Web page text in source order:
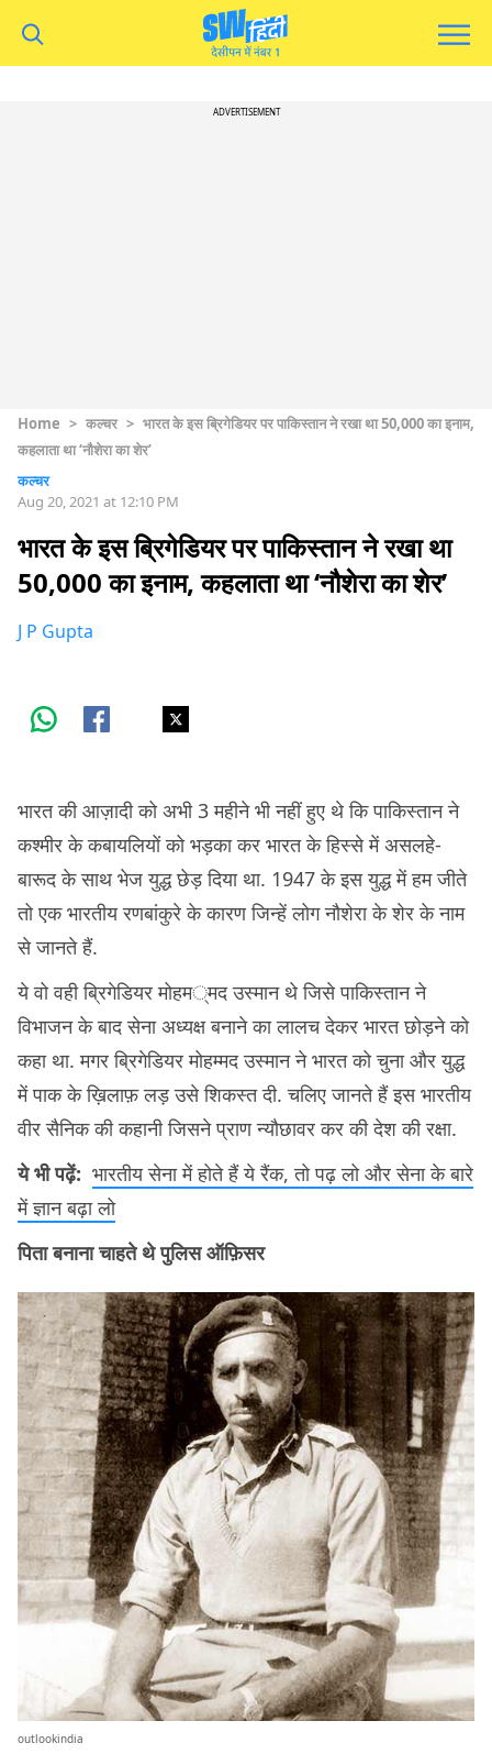
ADVERTISEMENT
Home > कल्चर > भारत के इस ब्रिगेडियर पर पाकिस्तान ने रखा था 50,000 का इनाम,
कहलाता था ‘नौशेरा का शेर’
कल्चर
Aug 20, 2021 at 12:10 PM
भारत के इस ब्रिगेडियर पर पाकिस्तान ने रखा था
50,000 का इनाम, कहलाता था ‘नौशेरा का शेर’
J P Gupta
भारत की आज़ादी को अभी 3 महीने भी नहीं हुए थे कि पाकिस्तान ने
कश्मीर के कबायलियों को भड़का कर भारत के हिस्से में असलहे-
बारूद के साथ भेज युद्ध छेड़ दिया था. 1947 के इस युद्ध में हम जीते
तो एक भारतीय रणबांकुरे के कारण जिन्हें लोग नौशेरा के शेर के नाम
से जानते हैं.
ये वो वही ब्रिगेडियर मोहम्मद उस्मान थे जिसे पाकिस्तान ने
विभाजन के बाद सेना अध्यक्ष बनाने का लालच देकर भारत छोड़ने को
कहा था. मगर ब्रिगेडियर मोहम्मद उस्मान ने भारत को चुना और युद्ध
में पाक के ख़िलाफ़ लड़ उसे शिकस्त दी. चलिए जानते हैं इस भारतीय
वीर सैनिक की कहानी जिसने प्राण न्यौछावर कर की देश की रक्षा.
ये भी पढ़ें: भारतीय सेना में होते हैं ये रैंक, तो पढ़ लो और सेना के बारे
में ज्ञान बढ़ा लो
पिता बनाना चाहते थे पुलिस ऑफ़िसर
outlookindia